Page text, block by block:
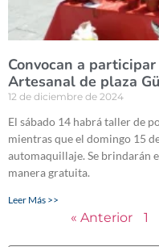
Convocan a
Artesanal de plaza
12 de diciembre de 2024
El sábado 14 habrá taller de
mientras que el domingo 15
automaquillaje. Se brindarán
manera gratuita.
Leer Más >>
« Anterior 1